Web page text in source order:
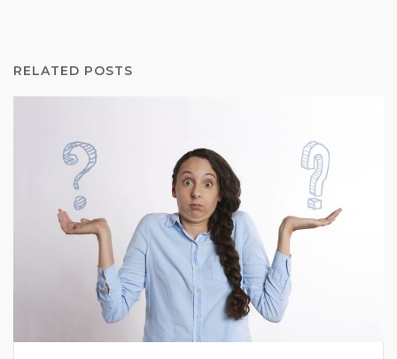
RELATED POSTS